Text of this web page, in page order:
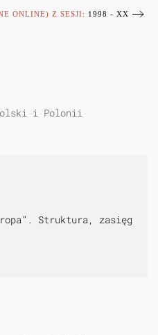
ONLINE) Z SESJI: 1998 - XX
Polski i Polonii
Struktura, zasięg